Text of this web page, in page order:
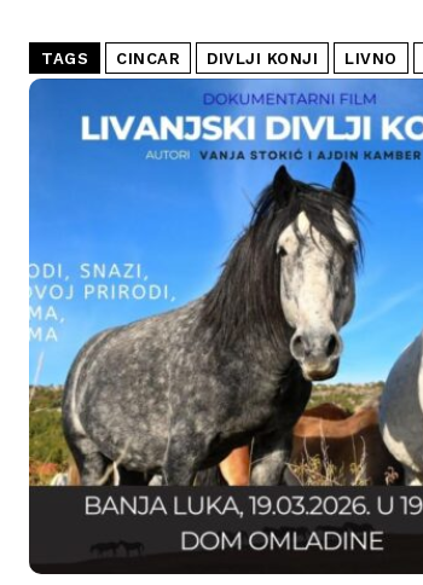
TAGS CINCAR DIVLJI KONJI LIVNO